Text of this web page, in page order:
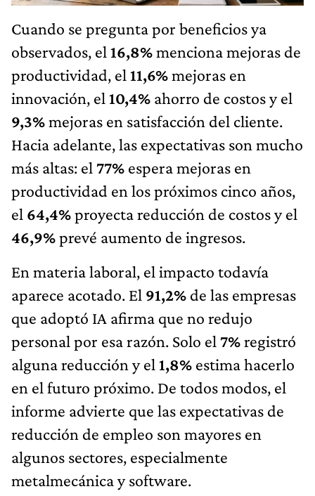
Cuando se pregunta por beneficios ya
observados, el 16,8%menciona mejoras de
productividad, el 11,6%mejoras en
innovación, el 10,4% ahorro de costos y el
9,3%mejoras en satisfacción del cliente.
Hacia adelante, las expectativas son mucho
más altas: el 77% espera mejoras en
productividad en los próximos cinco años,
el 64,4%proyecta reducción de costos y el
46,9%prevé aumento de ingresos.
En materia laboral, el impacto todavía
aparece acotado. El 91,2% de las empresas
que adoptó IA afirma que no redujo
personal por esa razón. Solo el 7%registró
alguna reducción y el 1,8% estima hacerlo
en el futuro próximo. De todos modos, el
informe advierte que las expectativas de
reducción de empleo son mayores en
algunos sectores, especialmente
metalmecánica y software.